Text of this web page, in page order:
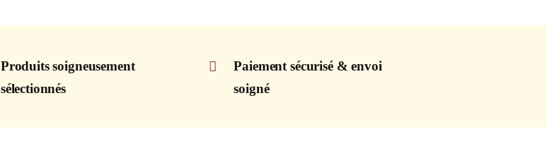
Produits soigneusement
sélectionnés
Paiement sécurisé & envoi
soigné